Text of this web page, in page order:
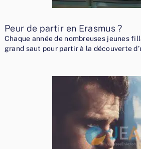
Peur de partir en Erasmus ?
Chaque année de nombreuses jeunes
grand saut pour partir à la découverte